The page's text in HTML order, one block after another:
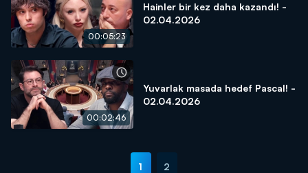
00:05:23
Hainler bir kez daha kazandı! -
02.04.2026
00:02:46
Yuvarlak masada hedef Pascal! -
02.04.2026
1 2